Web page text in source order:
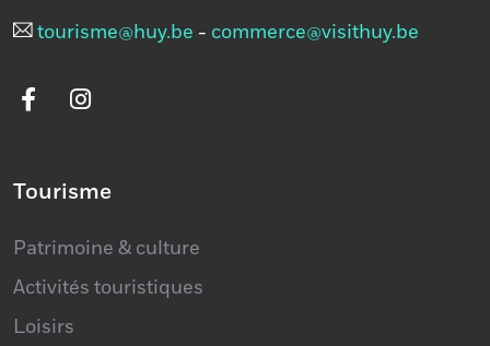
tourisme@huy.be - commerce@visithuy.be
Tourisme
Patrimoine & culture
Activités touristiques
Loisirs